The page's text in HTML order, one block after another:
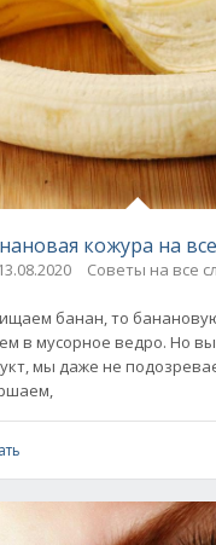
кожура на
13.08.2020 Советы на все
банан, то
в мусорное ведро. Но
мы даже не